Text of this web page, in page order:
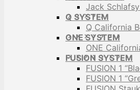
Jack
Q SYSTEM
Q California
ONE SYSTEM
ONE
FUSION SYSTEM
FUSION 1
FUSION 1